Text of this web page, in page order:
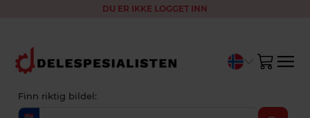
DU ER IKKE LOGGET INN
Finn riktig bildel: